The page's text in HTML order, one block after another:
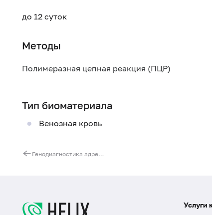
до 12 суток
Методы
Полимеразная цепная реакция (ПЦР)
Тип биоматериала
Венозная кровь
Генодиагностика адреногенитального синдрома. Ген CYP21A2
Услуги